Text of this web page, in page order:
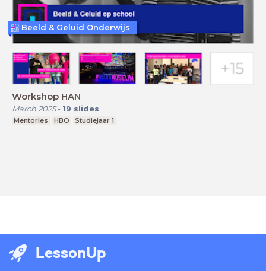
Workshop HAN
March 2025- 19 slides
Mentorles HBO Studiejaar 1
Beeld & Geluid Onderwijs
LessonUp